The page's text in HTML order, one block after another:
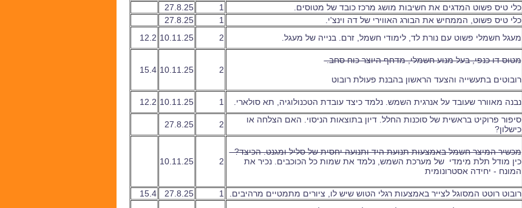
כלי טיס פשוט המדגים את חשיבות מושג מרכז כובד של מטוסים. 1
27.8.25
כלי טיס פשוט, הממחיש את הבורג האווירי של דה וינצ'י. 1
27.8.25
מעגל חשמלי פשוט עם נורת לד, לימודי חשמל, זרם. בנייה של מעגל. 2
10.11.25
12.2
מטוס דו כנפי, בעל מנוע חשמלי, מדחף היוצר כוח סחב.
רובוטים בתעשייה והצעד הראשון בהבנת פעולת רובוט
2
10.11.25
15.4
נבנה מאוורר שעובד על אנרגית השמש. נלמד כיצד עובדת הטכנולוגיה, תא סולארי. 1
10.11.25
12.2
סיפור פרוקיט בראשית של סוכנות החלל. דיון בתוצאות הניסוי. האם הצלחה או
כישלון?
2
27.8.25
מכשיר המיצר חשמל באמצעות תנועת היד ותנועה יחסית של סליל ומגנט. הכיצד?
כין מודל תלת מימדי של מערכת השמש, נלמד את שמות כל הכוכבים. נכיר את
המונח - יחידה אסטרונומית
2
10.11.25
רובוט רוטט המסוגל לצייר באמצעות רגלי הטוש שיש לו, ציורים מתמטיים מרהיבים. 1
27.8.25
15.4